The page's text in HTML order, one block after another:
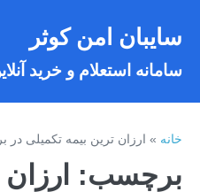
سایبان امن کوثر
سامانه استعلام و خرید
خانه»ارزان ترین بیمه تکمیلی در
برچسب: